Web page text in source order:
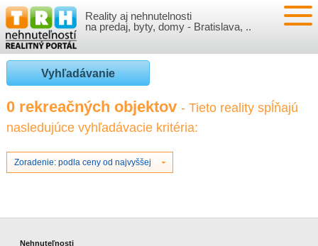
Reality aj nehnutelnosti
na predaj, byty, domy - Bratislava, ..
NEHNUTEĽNOSTI
BYTY
NOVOSTAVBY
NEBYTOVÉ PRIESTORY
VLOŽIŤ NEHNUTEĽNOSTI
PRIHLÁSENIE
REGISTRÁCIA
VÝVOJ CIEN REALÍT
ČLÁNKY O REALITÁCH
Vyhľadávanie
0 rekreačných objektov - Tieto reality spĺňajú
nasledujúce vyhľadávacie kritéria:
Zoradenie: podla ceny od najvyššej
Nehnuteľnosti